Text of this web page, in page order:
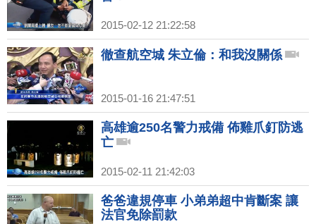
2015-02-12 21:22:58
徹查航空城 朱立倫：和我沒關係
2015-01-16 21:47:51
高雄逾250名警力戒備 佈雞爪釘防逃
亡
2015-02-11 21:42:03
爸爸違規停車 小弟弟超中肯斷案 讓
法官免除罰款